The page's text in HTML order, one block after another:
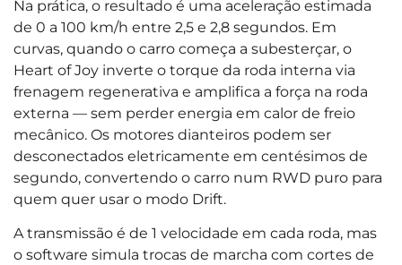
Na prática, o resultado é uma aceleração estimada
de 0 a 100 km/h entre 2,5 e 2,8 segundos. Em
curvas, quando o carro começa a subesterçar, o
Heart of Joy inverte o torque da roda interna via
frenagem regenerativa e amplifica a força na roda
externa — sem perder energia em calor de freio
mecânico. Os motores dianteiros podem ser
desconectados eletricamente em centésimos de
segundo, convertendo o carro num RWD puro para
quem quer usar o modo Drift.
A transmissão é de 1 velocidade em cada roda, mas
o software simula trocas de marcha com cortes de